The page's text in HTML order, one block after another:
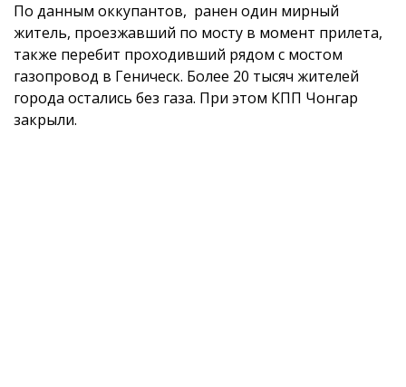
По данным оккупантов, ранен один мирный
житель, проезжавший по мосту в момент прилета,
также перебит проходивший рядом с мостом
газопровод в Геническ. Более 20 тысяч жителей
города остались без газа. При этом КПП Чонгар
закрыли.